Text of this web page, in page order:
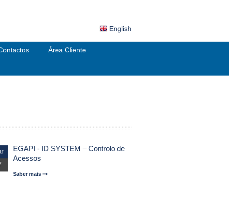
English
Área Cliente
EGAPI - ID SYSTEM – Controlo de
Acessos
Saber mais